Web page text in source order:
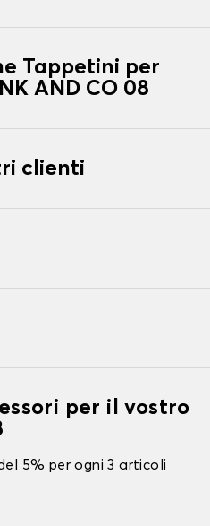
Tappetini per
AND CO 08
clienti
per il vostro
5% per ogni 3 articoli